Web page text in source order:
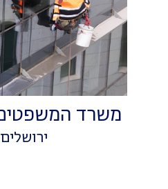
משרד המשפטים,
ירושלים